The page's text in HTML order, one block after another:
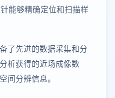
能够精确定位和扫描样
了先进的数据采集和分
析获得的近场成像数
间分辨信息。